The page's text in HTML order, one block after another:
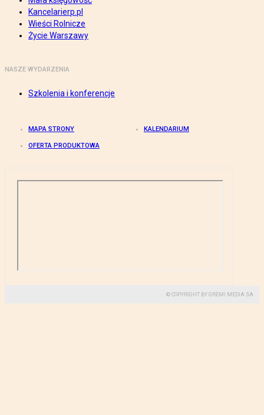
Kancelarierp.pl
Wieści Rolnicze
Życie Warszawy
NASZE WYDARZENIA
Szkolenia i konferencje
MAPA STRONY KALENDARIUM
OFERTA PRODUKTOWA
© COPYRIGHT BY GREMI MEDIA SA